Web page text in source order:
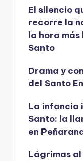
d
e
o
El silencio
recorre la
la hora
Santo
Drama y
del Santo
La infancia
Santo: la
en
Lágrimas